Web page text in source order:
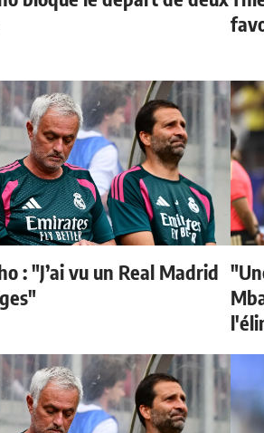
: "J’ai vu un Real Madrid